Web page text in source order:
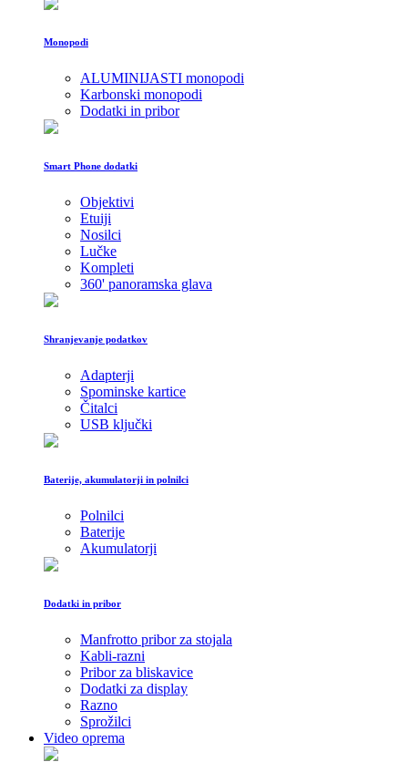
Monopodi
ALUMINIJASTI monopodi
Karbonski monopodi
Dodatki in pribor
Smart Phone dodatki
Objektivi
Etuiji
Nosilci
Lučke
Kompleti
360' panoramska glava
Shranjevanje podatkov
Adapterji
Spominske kartice
Čitalci
USB ključki
Baterije, akumulatorji in polnilci
Polnilci
Baterije
Akumulatorji
Dodatki in pribor
Manfrotto pribor za stojala
Kabli-razni
Pribor za bliskavice
Dodatki za display
Razno
Sprožilci
Video oprema